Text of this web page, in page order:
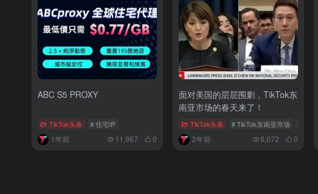
ABC S5 PROXY
TikTok头条 # 住宅IP
1年前 11,967 0
面对美国的层层围剿，TikTok东
南亚市场的春天来了！
TikTok头条 # TikTok东南亚市场 #
2年前 6,072 0